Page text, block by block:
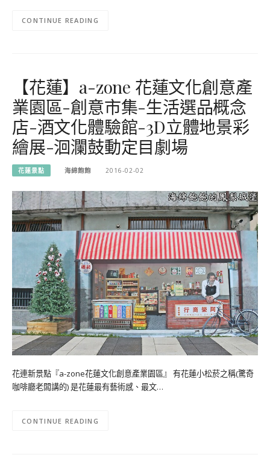
CONTINUE READING
【花蓮】a-zone 花蓮文化創意產
業園區-創意市集-生活選品概念
店-酒文化體驗館-3D立體地景彩
繪展-洄瀾鼓動定目劇場
花蓮景點 海綿飽飽 2016-02-02
花連新景點『a-zone花蓮文化創意產業園區』 有花蓮小松菸之稱(驚奇
咖啡廳老闆講的) 是花蓮最有藝術感、最文…
CONTINUE READING